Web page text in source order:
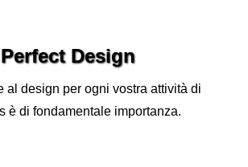
Perfect Design
al design per ogni vostra attività di
è di fondamentale importanza.